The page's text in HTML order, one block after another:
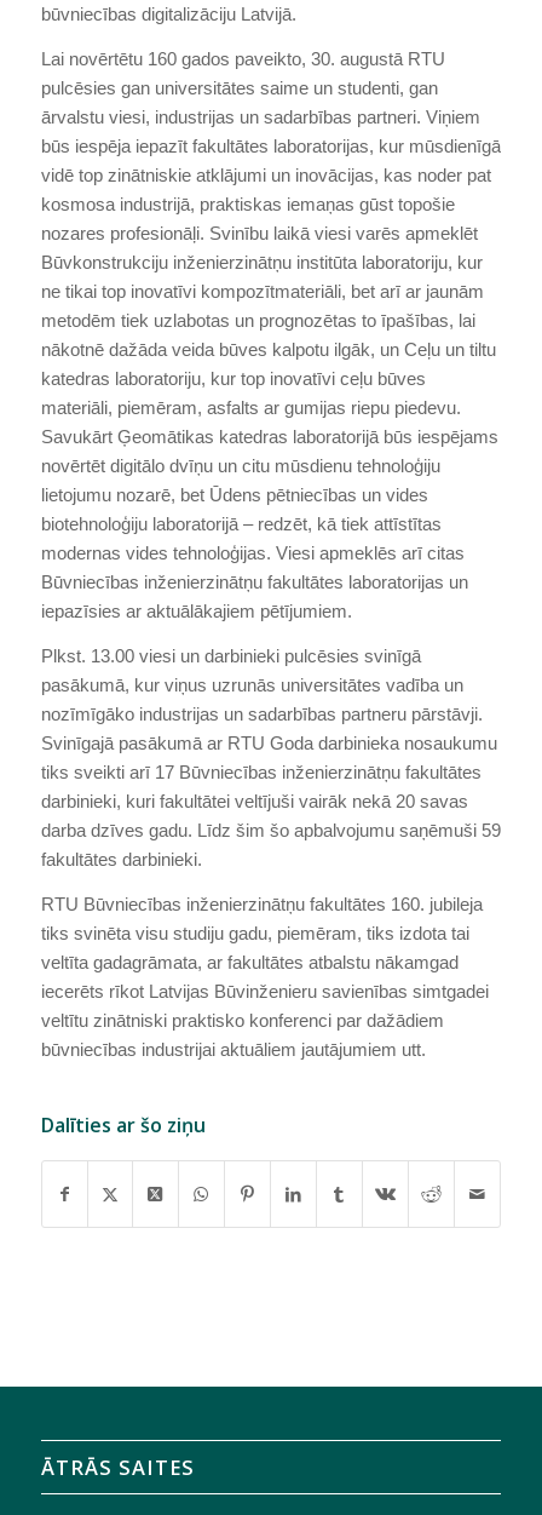
būvniecības digitalizāciju Latvijā.
Lai novērtētu 160 gados paveikto, 30. augustā RTU
pulcēsies gan universitātes saime un studenti, gan
ārvalstu viesi, industrijas un sadarbības partneri. Viņiem
būs iespēja iepazīt fakultātes laboratorijas, kur mūsdienīgā
vidē top zinātniskie atklājumi un inovācijas, kas noder pat
kosmosa industrijā, praktiskas iemaņas gūst topošie
nozares profesionāļi. Svinību laikā viesi varēs apmeklēt
Būvkonstrukciju inženierzinātņu institūta laboratoriju, kur
ne tikai top inovatīvi kompozītmateriāli, bet arī ar jaunām
metodēm tiek uzlabotas un prognozētas to īpašības, lai
nākotnē dažāda veida būves kalpotu ilgāk, un Ceļu un tiltu
katedras laboratoriju, kur top inovatīvi ceļu būves
materiāli, piemēram, asfalts ar gumijas riepu piedevu.
Savukārt Ģeomātikas katedras laboratorijā būs iespējams
novērtēt digitālo dvīņu un citu mūsdienu tehnoloģiju
lietojumu nozarē, bet Ūdens pētniecības un vides
biotehnoloģiju laboratorijā – redzēt, kā tiek attīstītas
modernas vides tehnoloģijas. Viesi apmeklēs arī citas
Būvniecības inženierzinātņu fakultātes laboratorijas un
iepazīsies ar aktuālākajiem pētījumiem.
Plkst. 13.00 viesi un darbinieki pulcēsies svinīgā
pasākumā, kur viņus uzrunās universitātes vadība un
nozīmīgāko industrijas un sadarbības partneru pārstāvji.
Svinīgajā pasākumā ar RTU Goda darbinieka nosaukumu
tiks sveikti arī 17 Būvniecības inženierzinātņu fakultātes
darbinieki, kuri fakultātei veltījuši vairāk nekā 20 savas
darba dzīves gadu. Līdz šim šo apbalvojumu saņēmuši 59
fakultātes darbinieki.
RTU Būvniecības inženierzinātņu fakultātes 160. jubileja
tiks svinēta visu studiju gadu, piemēram, tiks izdota tai
veltīta gadagrāmata, ar fakultātes atbalstu nākamgad
iecerēts rīkot Latvijas Būvinženieru savienības simtgadei
veltītu zinātniski praktisko konferenci par dažādiem
būvniecības industrijai aktuāliem jautājumiem utt.
Dalīties ar šo ziņu
ĀTRĀS SAITES